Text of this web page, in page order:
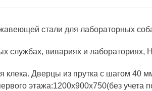
стали для лабораторных
службах, вивариях и лабораториях,
клека. Дверцы из прутка с шагом 40
этажа:1200х900х750(без учета